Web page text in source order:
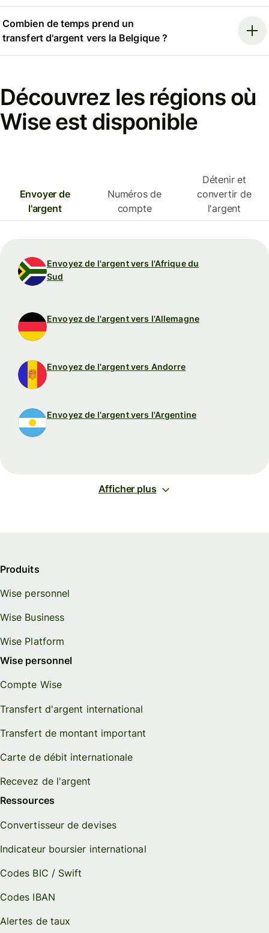
Combien de temps prend un
transfert d'argent vers la Belgique ?
Découvrez les régions où
Wise est disponible
Envoyer de
l'argent
Numéros de
compte
Détenir et
convertir de
l'argent
Envoyez de l'argent vers l'Afrique du
Sud
Envoyez de l'argent vers l'Allemagne
Envoyez de l'argent vers Andorre
Envoyez de l'argent vers l'Argentine
Afficher plus
Produits
Wise personnel
Wise Business
Wise Platform
Wise personnel
Compte Wise
Transfert d'argent international
Transfert de montant important
Carte de débit internationale
Recevez de l'argent
Ressources
Convertisseur de devises
Indicateur boursier international
Codes BIC / Swift
Codes IBAN
Alertes de taux